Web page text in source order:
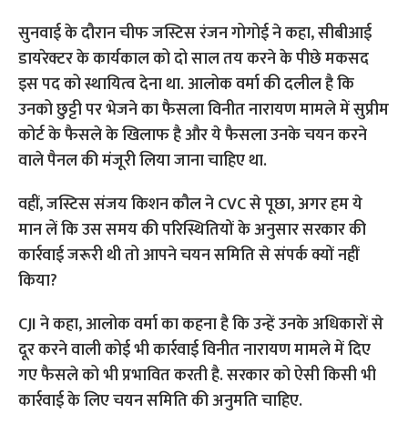
सुनवाई के दौरान चीफ जस्टिस रंजन गोगोई ने कहा, सीबीआई
डायरेक्टर के कार्यकाल को दो साल तय करने के पीछे मकसद
इस पद को स्थायित्व देना था. आलोक वर्मा की दलील है कि
उनको छुट्टी पर भेजने का फैसला विनीत नारायण मामले में सुप्रीम
कोर्ट के फैसले के खिलाफ है और ये फैसला उनके चयन करने
वाले पैनल की मंजूरी लिया जाना चाहिए था.
वहीं, जस्टिस संजय किशन कौल ने CVC से पूछा, अगर हम ये
मान लें कि उस समय की परिस्थितियों के अनुसार सरकार की
कार्रवाई जरूरी थी तो आपने चयन समिति से संपर्क क्यों नहीं
किया?
CJI ने कहा, आलोक वर्मा का कहना है कि उन्हें उनके अधिकारों से
दूर करने वाली कोई भी कार्रवाई विनीत नारायण मामले में दिए
गए फैसले को भी प्रभावित करती है. सरकार को ऐसी किसी भी
कार्रवाई के लिए चयन समिति की अनुमति चाहिए.